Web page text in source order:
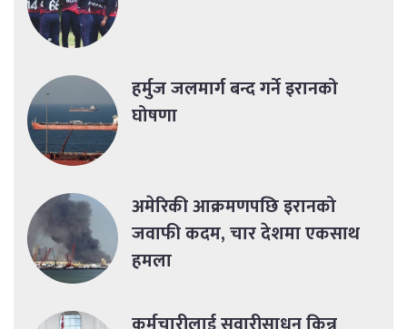
हर्मुज जलमार्ग बन्द गर्ने इरानको
घोषणा
अमेरिकी आक्रमणपछि इरानको
जवाफी कदम, चार देशमा एकसाथ
हमला